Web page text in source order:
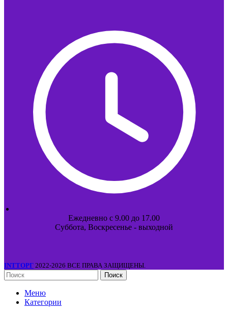
Ежедневно с 9.00 до 17.00
Суббота, Воскресенье - выходной
INTТОРГ 2022-2026 ВСЕ ПРАВА ЗАЩИЩЕНЫ.
Поиск
Меню
Категории